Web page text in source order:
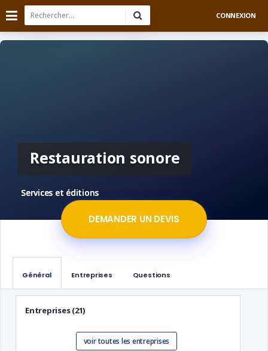
CONNEXION
Restauration sonore
Services et éditions
DEMANDER UN DEVIS
Général Entreprises Questions
Entreprises (21)
voir toutes les entreprises